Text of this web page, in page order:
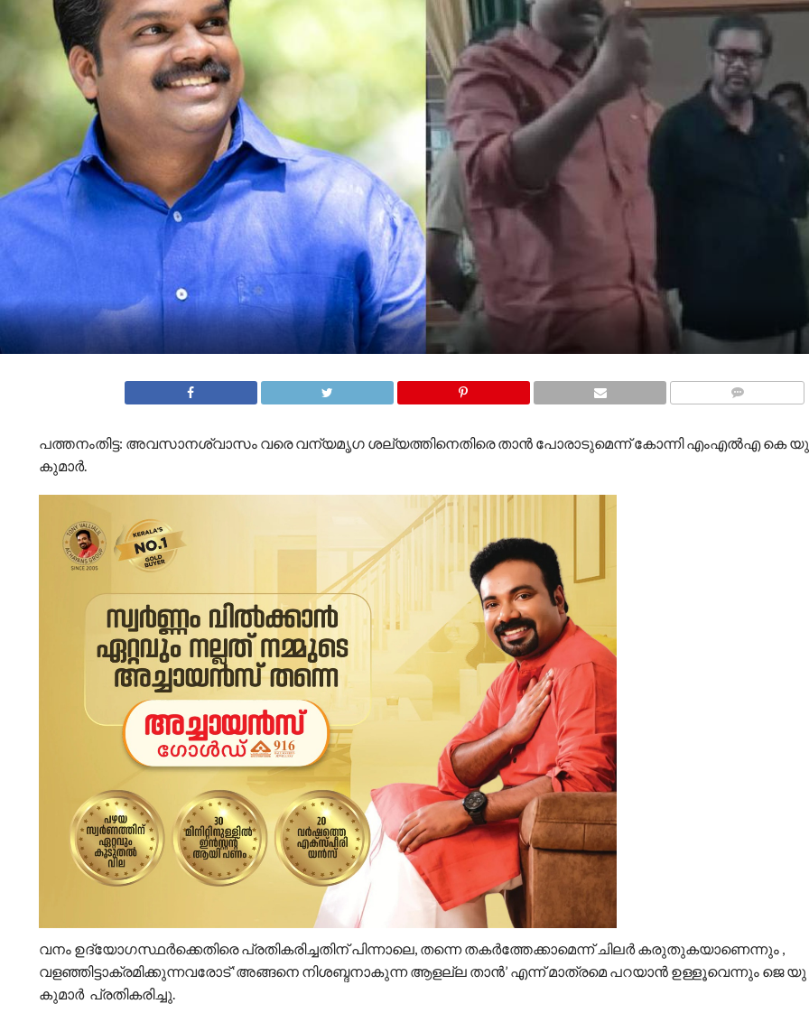
പത്തനംതിട്ട: അവസാനശ്വാസം വരെ വന്യമൃഗ ശല്യത്തിനെതിരെ താൻ പോരാടുമെന്ന് കോന്നി എംഎൽഎ കെ
കുമാർ.
വനം ഉദ്യോഗസ്ഥർക്കെതിരെ പ്രതികരിച്ചതിന് പിന്നാലെ, തന്നെ തകർത്തേക്കാമെന്ന് ചിലർ കരുതുകയാണെന്നും ,
വളഞ്ഞിട്ടാക്രമിക്കുന്നവരോട് ‘അങ്ങനെ നിശബ്ദനാകുന്ന ആളല്ല താൻ’ എന്ന് മാത്രമെ പറയാൻ ഉള്ളൂവെന്നും ജെ
കുമാർ പ്രതികരിച്ചു.